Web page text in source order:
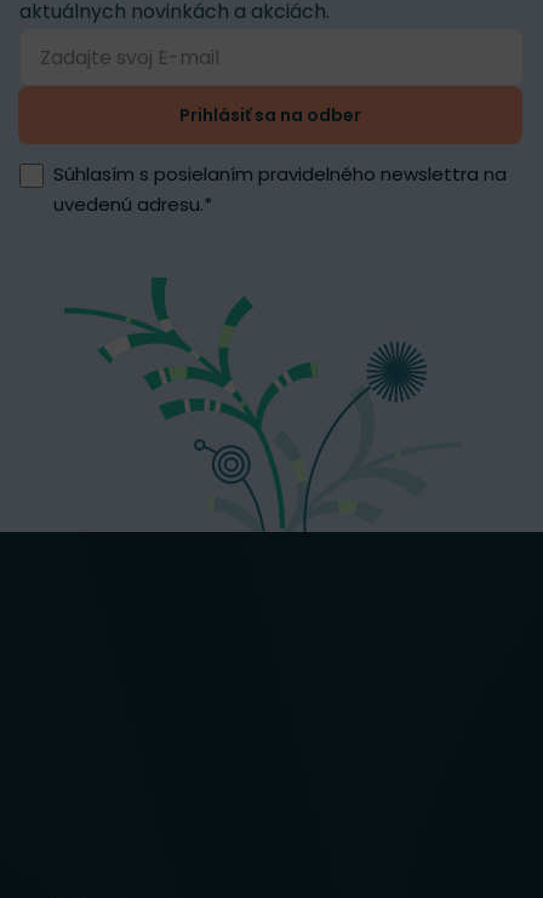
aktuálnych novinkách a akciách.
Prihlásiť sa na odber
Súhlasím s posielaním pravidelného newslettra na
uvedenú adresu.*